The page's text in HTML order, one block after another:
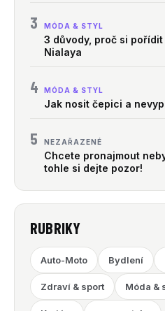
3 MÓDA & STYL
3 důvody, proč si
Nialaya
4 MÓDA & STYL
Jak nosit čepici a
5 NEZAŘAZENÉ
Chcete pronajmout
tohle si dejte pozor!
RUBRIKY
Auto-Moto Bydlení
Zdraví & sport Móda &